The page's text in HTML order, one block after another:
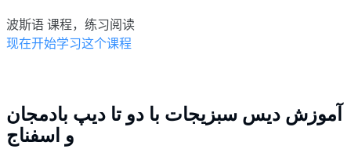
波斯语 课程，练习阅读
现在开始学习这个课程
آموزش دیس سبزیجات با دو تا دیپ بادمجان
و اسفناج